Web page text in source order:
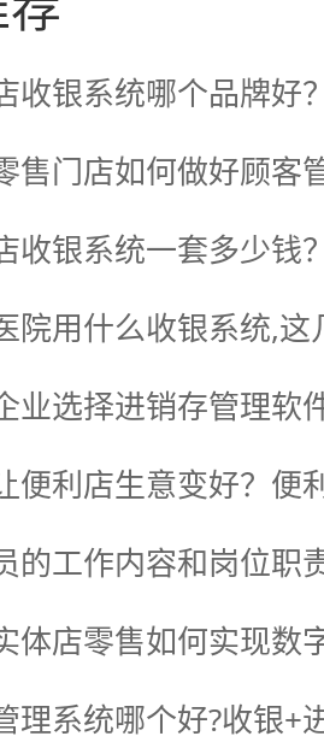
售门店如何做好顾客
收银系统一套多少钱
业选择进销存管理软
便利店生意变好？便
的工作内容和岗位职
体店零售如何实现数
理系统哪个好?收银+